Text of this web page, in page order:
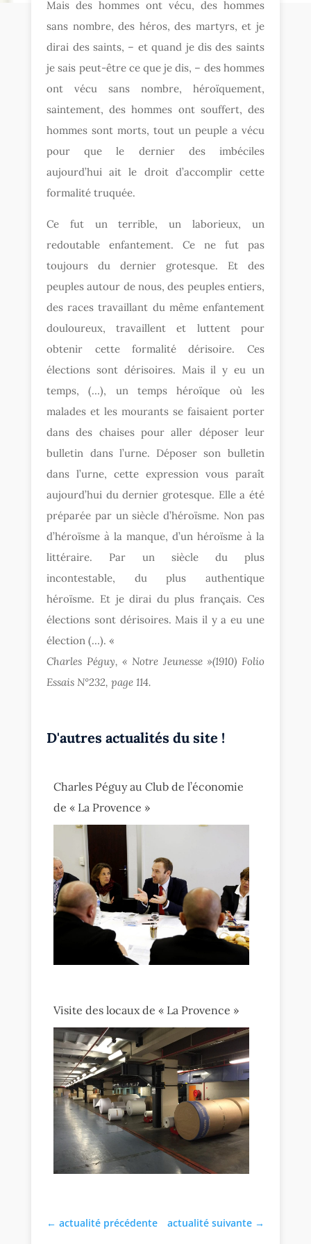
Mais des hommes ont vécu, des hommes
sans nombre, des héros, des martyrs, et je
dirai des saints, – et quand je dis des saints
je sais peut-être ce que je dis, – des hommes
ont vécu sans nombre, héroïquement,
saintement, des hommes ont souffert, des
hommes sont morts, tout un peuple a vécu
pour que le dernier des imbéciles
aujourd’hui ait le droit d’accomplir cette
formalité truquée.
Ce fut un terrible, un laborieux, un
redoutable enfantement. Ce ne fut pas
toujours du dernier grotesque. Et des
peuples autour de nous, des peuples entiers,
des races travaillant du même enfantement
douloureux, travaillent et luttent pour
obtenir cette formalité dérisoire. Ces
élections sont dérisoires. Mais il y eu un
temps, (…), un temps héroïque où les
malades et les mourants se faisaient porter
dans des chaises pour aller déposer leur
bulletin dans l’urne. Déposer son bulletin
dans l’urne, cette expression vous paraît
aujourd’hui du dernier grotesque. Elle a été
préparée par un siècle d’héroïsme. Non pas
d’héroïsme à la manque, d’un héroïsme à la
littéraire. Par un siècle du plus
incontestable, du plus authentique
héroïsme. Et je dirai du plus français. Ces
élections sont dérisoires. Mais il y a eu une
élection (…). «
Charles Péguy, « Notre Jeunesse »(1910) Folio
Essais N°232, page 114.
D'autres actualités du site !
Charles Péguy au Club de l’économie
de « La Provence »
Visite des locaux de « La Provence »
←actualité précédente actualité suivante→